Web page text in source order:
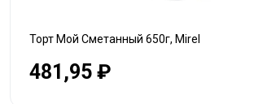
Торт Мой Сметанный 650г, Mirel
481,95 ₽